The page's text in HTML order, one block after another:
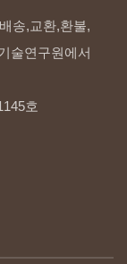
송,교환,환불,
술연구원에서
호